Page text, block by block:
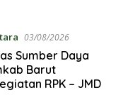
03/08/2026
Sumber Daya
Barut
RPK – JMD